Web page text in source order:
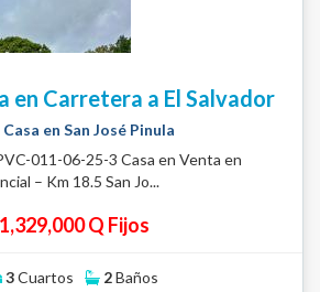
en Carretera a El Salvador
en San José Pinula
011-06-25-3 Casa en Venta en
– Km 18.5 San Jo...
1,329,000 Q Fijos
3Cuartos 2Baños